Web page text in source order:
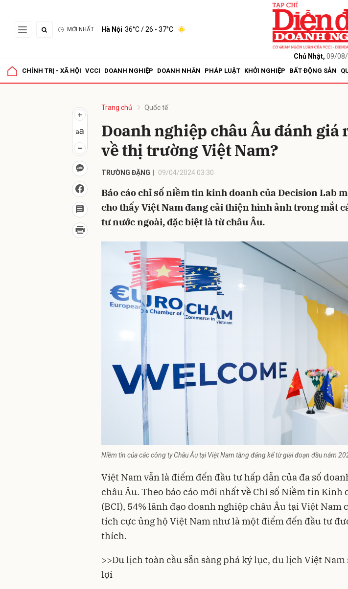
MỚI NHẤT Hà Nội 36°C/ 26 - 37°C
Chủ Nhật, 09/
CHÍNH TRỊ - XÃ HỘI VCCI DOANH NGHIỆP DOANH NHÂN PHÁP LUẬT KHỞI NGHIỆP BẤT ĐỘNG SẢN
Trang chủ Quốc tế
Doanh nghiệp châu Âu đánh giá
về thị trường Việt Nam?
TRƯỜNG ĐẶNG 09/04/2024 03:30
Báo cáo chỉ số niềm tin kinh doanh của Decision Lab
cho thấy Việt Nam đang cải thiện hình ảnh trong mắt
tư nước ngoài, đặc biệt là từ châu Âu.
Niềm tin của các công ty Châu Âu tại Việt Nam tăng đáng kể từ giai đoạn đầu năm
Việt Nam vẫn là điểm đến đầu tư hấp dẫn của đa số
châu Âu. Theo báo cáo mới nhất về Chỉ số Niềm tin Kinh
(BCI), 54% lãnh đạo doanh nghiệp châu Âu tại Việt Nam
tích cực ủng hộ Việt Nam như là một điểm đến đầu tư
thích.
>>Du lịch toàn cầu sẵn sàng phá kỷ lục, du lịch Việt Nam
lợi